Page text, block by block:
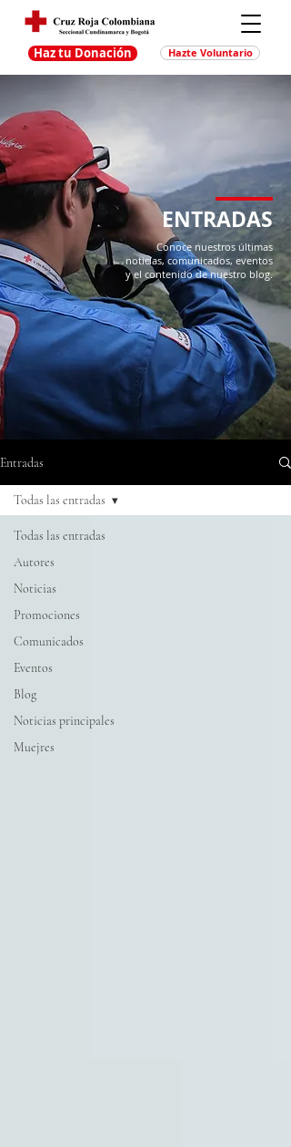
Haz tu Donación Hazte Voluntario
ENTRADAS
Conoce nuestros últimas
noticias, comunicados, eventos
y el contenido de nuestro blog.
Entradas
Todas las entradas
Autores
Noticias
Promociones
Comunicados
Eventos
Blog
Noticias principales
Muejres
Todas las entradas